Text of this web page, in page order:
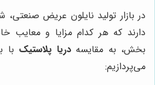
در بازار تولید نایلون عریض
دارند که هر کدام مزایا و معایب
بخش، به مقایسهدریا پلاستیک با
می‌پردازیم: